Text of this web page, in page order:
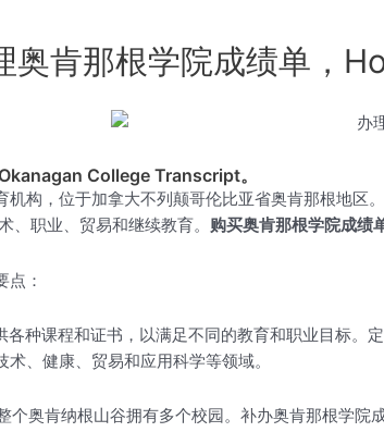
奥肯那根学院成绩单，
College Transcript。
机构，位于加拿大不列颠哥伦比亚省奥肯那根地
、职业、贸易和继续教育。 购买奥肯那根学院成绩单
点：
各种课程和证书，以满足不同的教育和职业目标
、健康、贸易和应用科学等领域。
个奥肯纳根山谷拥有多个校园。补办奥肯那根学